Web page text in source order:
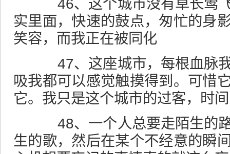
46、这个城市没有草长莺飞
实里面，快速的鼓点，匆忙的身
笑容，而我正在被同化
47、这座城市，每根血脉我
吸我都可以感觉触摸得到。可惜
它。我只是这个城市的过客，时
48、一个人总要走陌生的路
生的歌，然后在某个不经意的瞬